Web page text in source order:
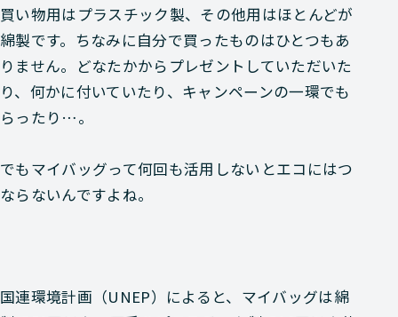
買い物用はプラスチック製、その他用はほとんどが
綿製です。ちなみに自分で買ったものはひとつもあ
りません。どなたかからプレゼントしていただいた
り、何かに付いていたり、キャンペーンの一環でも
らったり…。
でもマイバッグって何回も活用しないとエコにはつ
ならないんですよね。
国連環境計画（UNEP）によると、マイバッグは綿